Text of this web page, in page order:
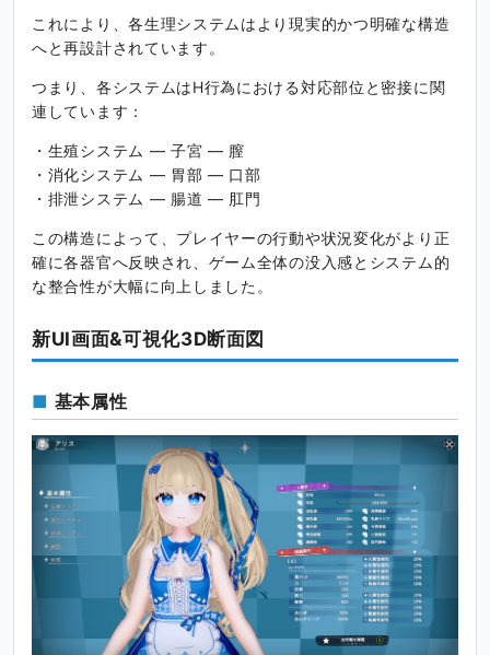
これにより、各生理システムはより現実的かつ明確な構造
へと再設計されています。
つまり、各システムはH行為における対応部位と密接に関
連しています：
・生殖システム — 子宮 — 膣
・消化システム — 胃部 — 口部
・排泄システム — 腸道 — 肛門
この構造によって、プレイヤーの行動や状況変化がより正
確に各器官へ反映され、ゲーム全体の没入感とシステム的
な整合性が大幅に向上しました。
新UI画面&可視化3D断面図
基本属性